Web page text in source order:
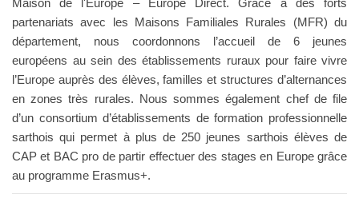
Maison de l'Europe – Europe Direct. Grâce à des forts
partenariats avec les Maisons Familiales Rurales (MFR) du
département, nous coordonnons l’accueil de 6 jeunes
européens au sein des établissements ruraux pour faire vivre
l’Europe auprès des élèves, familles et structures d’alternances
en zones très rurales. Nous sommes également chef de file
d’un consortium d’établissements de formation professionnelle
sarthois qui permet à plus de 250 jeunes sarthois élèves de
CAP et BAC pro de partir effectuer des stages en Europe grâce
au programme Erasmus+.